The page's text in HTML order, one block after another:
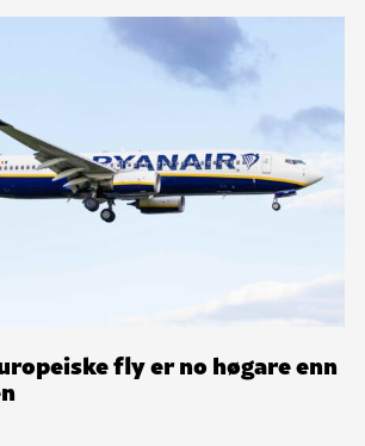
fly er no høgare enn